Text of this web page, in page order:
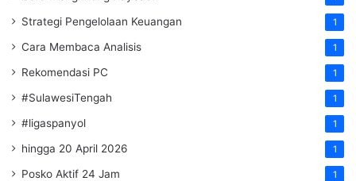
Strategi Pengelolaan Keuangan 1
Cara Membaca Analisis 1
Rekomendasi PC 1
#SulawesiTengah 1
#ligaspanyol 1
hingga 20 April 2026 1
Posko Aktif 24 Jam 1